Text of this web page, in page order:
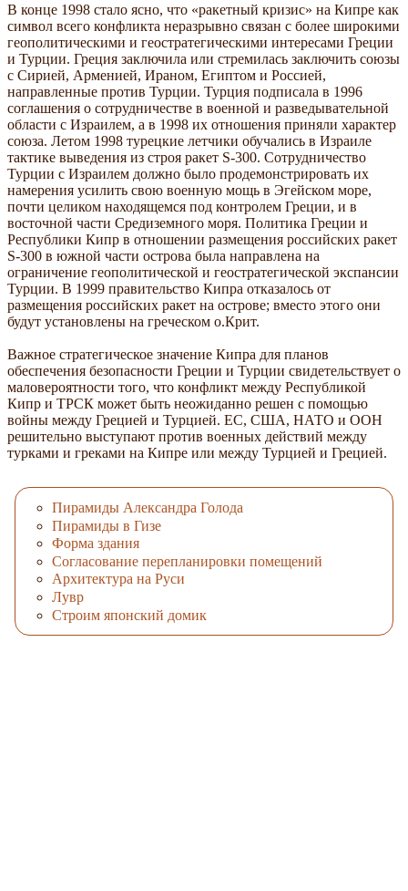
В конце 1998 стало ясно, что «ракетный кризис» на Кипре как
символ всего конфликта неразрывно связан с более широкими
геополитическими и геостратегическими интересами Греции
и Турции. Греция заключила или стремилась заключить союзы
с Сирией, Арменией, Ираном, Египтом и Россией,
направленные против Турции. Турция подписала в 1996
соглашения о сотрудничестве в военной и разведывательной
области с Израилем, а в 1998 их отношения приняли характер
союза. Летом 1998 турецкие летчики обучались в Израиле
тактике выведения из строя ракет S-300. Сотрудничество
Турции с Израилем должно было продемонстрировать их
намерения усилить свою военную мощь в Эгейском море,
почти целиком находящемся под контролем Греции, и в
восточной части Средиземного моря. Политика Греции и
Республики Кипр в отношении размещения российских ракет
S-300 в южной части острова была направлена на
ограничение геополитической и геостратегической экспансии
Турции. В 1999 правительство Кипра отказалось от
размещения российских ракет на острове; вместо этого они
будут установлены на греческом о.Крит.
Важное стратегическое значение Кипра для планов
обеспечения безопасности Греции и Турции свидетельствует о
маловероятности того, что конфликт между Республикой
Кипр и ТРСК может быть неожиданно решен с помощью
войны между Грецией и Турцией. ЕС, США, НАТО и ООН
решительно выступают против военных действий между
турками и греками на Кипре или между Турцией и Грецией.
Пирамиды Александра Голода
Пирамиды в Гизе
Форма здания
Согласование перепланировки помещений
Архитектура на Руси
Лувр
Строим японский домик